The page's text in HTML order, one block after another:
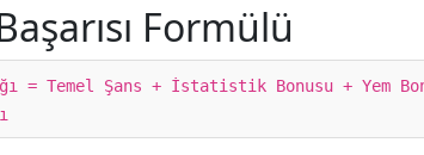
Formülü
= Temel Şans + İstatistik Bonusu + Yem